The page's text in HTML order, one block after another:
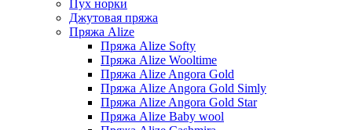
Пух норки
Джутовая пряжа
Пряжа Alize
Пряжа Alize Softy
Пряжа Alize Wooltime
Пряжа Alize Angora Gold
Пряжа Alize Angora Gold Simly
Пряжа Alize Angora Gold Star
Пряжа Alize Baby wool